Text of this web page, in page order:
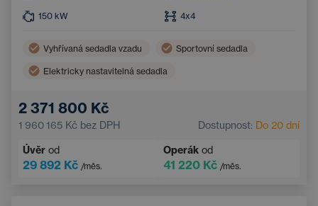
150 kW 4x4
Vyhřívaná sedadla vzadu Sportovní sedadla
Elektricky nastavitelná sedadla
2 371 800 Kč
1 960 165 Kč bez DPH Dostupnost: Do 20 dní
Úvěr od
29 892 Kč /měs.
Operák od
41 220 Kč /měs.